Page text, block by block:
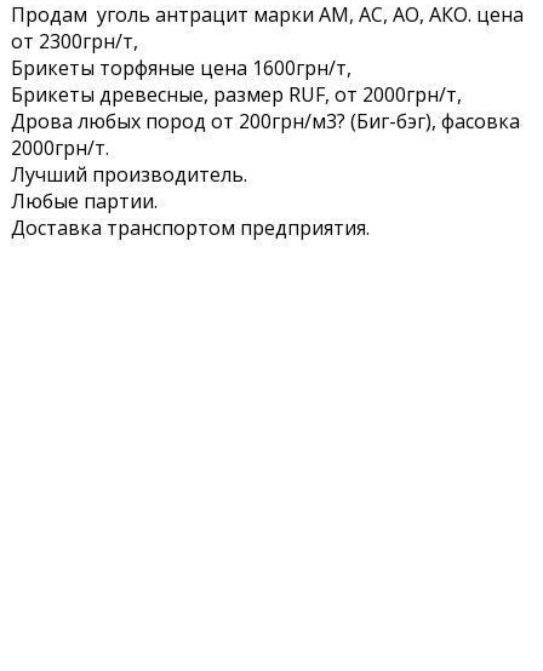
Продам уголь антрацит марки АМ, АС, АО, АКО. цена
от 2300грн/т,
Брикеты торфяные цена 1600грн/т,
Брикеты древесные, размер RUF, от 2000грн/т,
Дрова любых пород от 200грн/м3? (Биг-бэг), фасовка
2000грн/т.
Лучший производитель.
Любые партии.
Доставка транспортом предприятия.